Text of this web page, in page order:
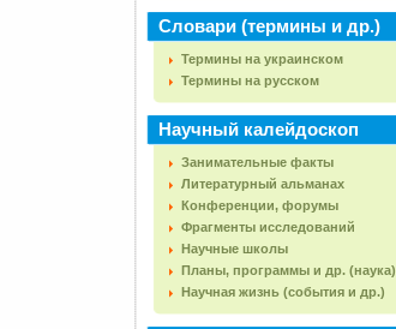
Словари (термины и др.)
Термины на украинском
Термины на русском
Научный калейдоскоп
Занимательные факты
Литературный альманах
Конференции, форумы
Фрагменты исследований
Научные школы
Планы, программы и др. (наука)
Научная жизнь (события и др.)